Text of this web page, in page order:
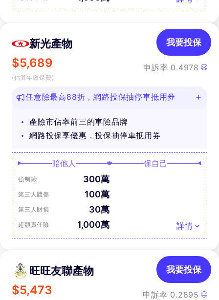
新光產物
$5,689
(估算年繳保費)
申訴率 0.4978
我要投保
任意險最高88折，網路投保抽停車抵用券
產險市佔率前三的車險品牌
網路投保享優惠，投保抽停車抵用券
賠他人
強制險 300萬
第三人體傷 100萬
第三人財損 30萬
超額責任險 1,000萬
保自己
詳情
旺旺友聯產物
$5,473 申訴率 0.2895
我要投保